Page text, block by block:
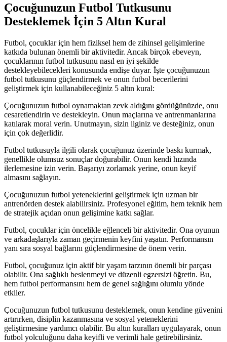
Çocuğunuzun Futbol Tutkusunu
Desteklemek İçin 5 Altın Kural
Futbol, çocuklar için hem fiziksel hem de zihinsel gelişimlerine
katkıda bulunan önemli bir aktivitedir. Ancak birçok ebeveyn,
çocuklarının futbol tutkusunu nasıl en iyi şekilde
destekleyebilecekleri konusunda endişe duyar. İşte çocuğunuzun
futbol tutkusunu güçlendirmek ve onun futbol becerilerini
geliştirmek için kullanabileceğiniz 5 altın kural:
Çocuğunuzun futbol oynamaktan zevk aldığını gördüğünüzde, onu
cesaretlendirin ve destekleyin. Onun maçlarına ve antrenmanlarına
katılarak moral verin. Unutmayın, sizin ilginiz ve desteğiniz, onun
için çok değerlidir.
Futbol tutkusuyla ilgili olarak çocuğunuz üzerinde baskı kurmak,
genellikle olumsuz sonuçlar doğurabilir. Onun kendi hızında
ilerlemesine izin verin. Başarıyı zorlamak yerine, onun keyif
almasını sağlayın.
Çocuğunuzun futbol yeteneklerini geliştirmek için uzman bir
antrenörden destek alabilirsiniz. Profesyonel eğitim, hem teknik hem
de stratejik açıdan onun gelişimine katkı sağlar.
Futbol, çocuklar için öncelikle eğlenceli bir aktivitedir. Ona oyunun
ve arkadaşlarıyla zaman geçirmenin keyfini yaşatın. Performansın
yanı sıra sosyal bağlarını güçlendirmesine de önem verin.
Futbol, çocuğunuz için aktif bir yaşam tarzının önemli bir parçası
olabilir. Ona sağlıklı beslenmeyi ve düzenli egzersizi öğretin. Bu,
hem futbol performansını hem de genel sağlığını olumlu yönde
etkiler.
Çocuğunuzun futbol tutkusunu desteklemek, onun kendine güvenini
artırırken, disiplin kazanmasına ve sosyal yeteneklerini
geliştirmesine yardımcı olabilir. Bu altın kuralları uygulayarak, onun
futbol yolculuğunu daha keyifli ve verimli hale getirebilirsiniz.